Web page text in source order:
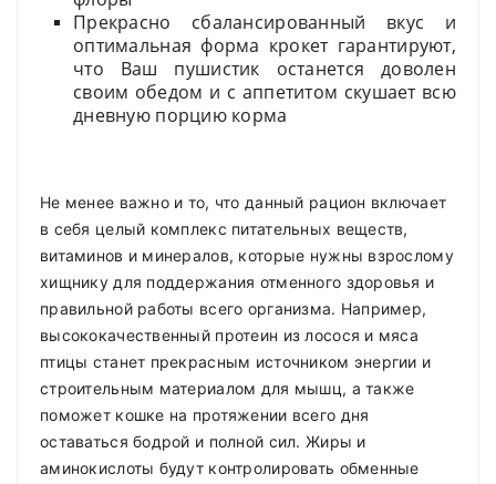
Прекрасно сбалансированный вкус и
оптимальная форма крокет гарантируют,
что Ваш пушистик останется доволен
своим обедом и с аппетитом скушает всю
дневную порцию корма
Не менее важно и то, что данный рацион включает
в себя целый комплекс питательных веществ,
витаминов и минералов, которые нужны взрослому
хищнику для поддержания отменного здоровья и
правильной работы всего организма. Например,
высококачественный протеин из лосося и мяса
птицы станет прекрасным источником энергии и
строительным материалом для мышц, а также
поможет кошке на протяжении всего дня
оставаться бодрой и полной сил. Жиры и
аминокислоты будут контролировать обменные